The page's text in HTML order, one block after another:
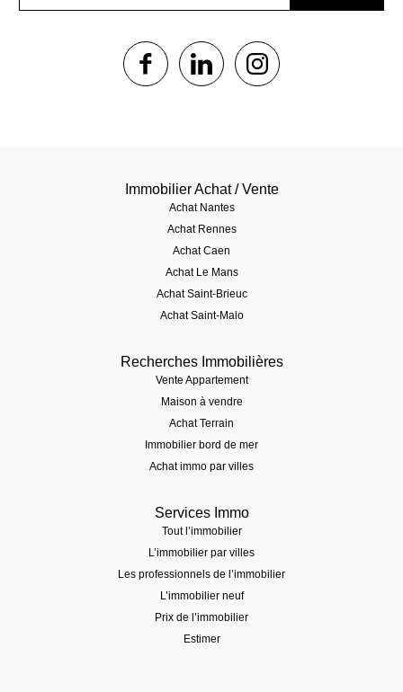
1$s 1$s
Immobilier Achat / Vente
Achat Nantes
Achat Rennes
Achat Caen
Achat Le Mans
Achat Saint-Brieuc
Achat Saint-Malo
Recherches Immobilières
Vente Appartement
Maison à vendre
Achat Terrain
Immobilier bord de mer
Achat immo par villes
Services Immo
Tout l’immobilier
L’immobilier par villes
Les professionnels de l’immobilier
L’immobilier neuf
Prix de l’immobilier
Estimer